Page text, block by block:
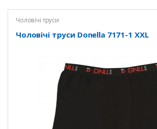
Чоловічі труси
Чоловічі труси Donella 7171-1 XXL